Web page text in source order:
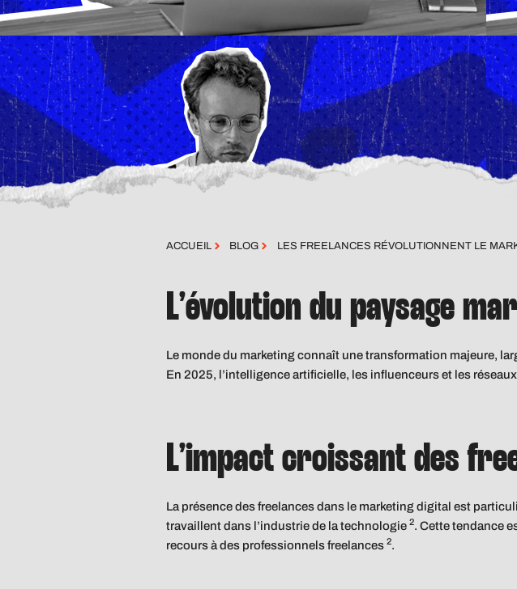
ACCUEIL BLOG LES FREELANCES RÉVOLUTIONNENT LE
L’évolution du paysage
Le monde du marketing connaît une transformation majeure,
En 2025, l’intelligence artificielle, les influenceurs et les
L’impact croissant des
La présence des freelances dans le marketing digital est
travaillent dans l’industrie de la technologie 2. Cette tendance
recours à des professionnels freelances 2.